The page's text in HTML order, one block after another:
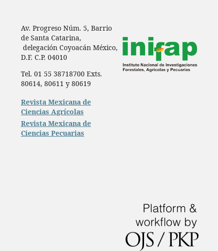
Av. Progreso Núm. 5, Barrio
de Santa Catarina,
delegación Coyoacán México,
D.F. C.P. 04010
Tel. 01 55 38718700 Exts.
80614, 80611 y 80619
Revista Mexicana de
Ciencias Agrícolas
Revista Mexicana de
Ciencias Pecuarias